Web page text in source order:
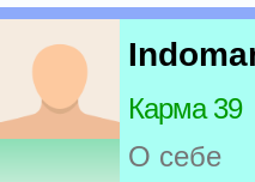
Карма 39
О себе